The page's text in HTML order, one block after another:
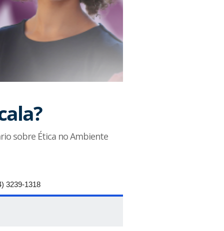
sobre Ética no Ambiente
3239-1318